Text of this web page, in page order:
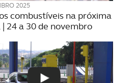
2025
combustíveis na próxima
| 24 a 30 de novembro